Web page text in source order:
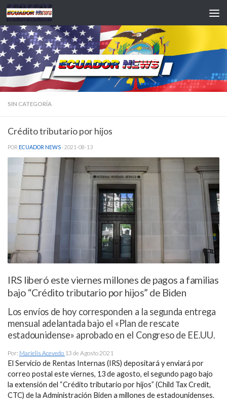
Saltar al contenido
SIN CATEGORÍA
Crédito tributario por hijos
POR ECUADOR NEWS · 2021-08-13
IRS liberó este viernes millones de pagos a familias
bajo “Crédito tributario por hijos” de Biden
Los envíos de hoy corresponden a la segunda entrega
mensual adelantada bajo el «Plan de rescate
estadounidense» aprobado en el Congreso de EE.UU.
Por: Marielis Acevedo 13 de Agosto 2021
El Servicio de Rentas Internas (IRS) depositará y enviará por
correo postal este viernes, 13 de agosto, el segundo pago bajo
la extensión del “Crédito tributario por hijos” (Child Tax Credit,
CTC) de la Administración Biden a millones de estadounidenses.